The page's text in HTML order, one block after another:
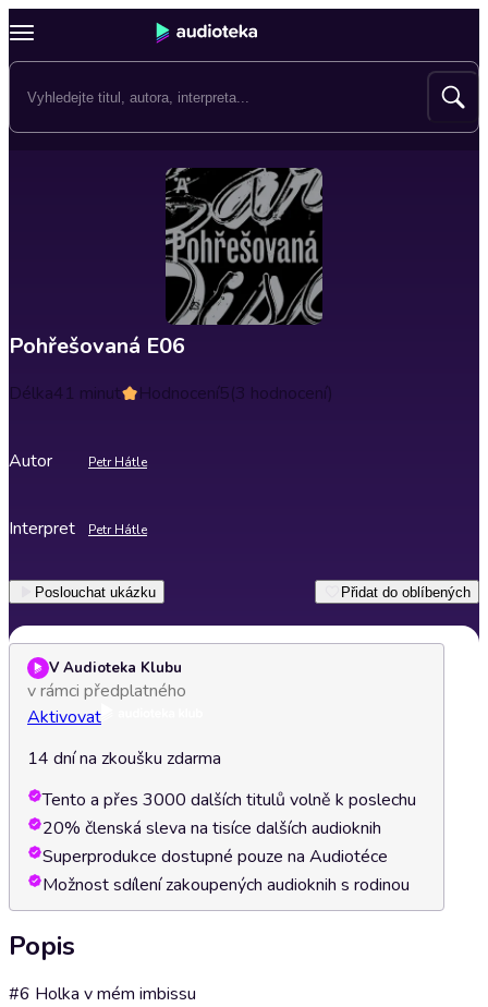
Pohřešovaná E06
Délka41 minut Hodnocení5(3 hodnocení)
Autor Petr Hátle
Interpret Petr Hátle
Poslouchat ukázku Přidat do oblíbených
V Audioteka Klubu
v rámci předplatného
Aktivovat
14 dní na zkoušku zdarma
Tento a přes 3000 dalších titulů volně k poslechu
20% členská sleva na tisíce dalších audioknih
Superprodukce dostupné pouze na Audiotéce
Možnost sdílení zakoupených audioknih s rodinou
Popis
#6 Holka v mém imbissu